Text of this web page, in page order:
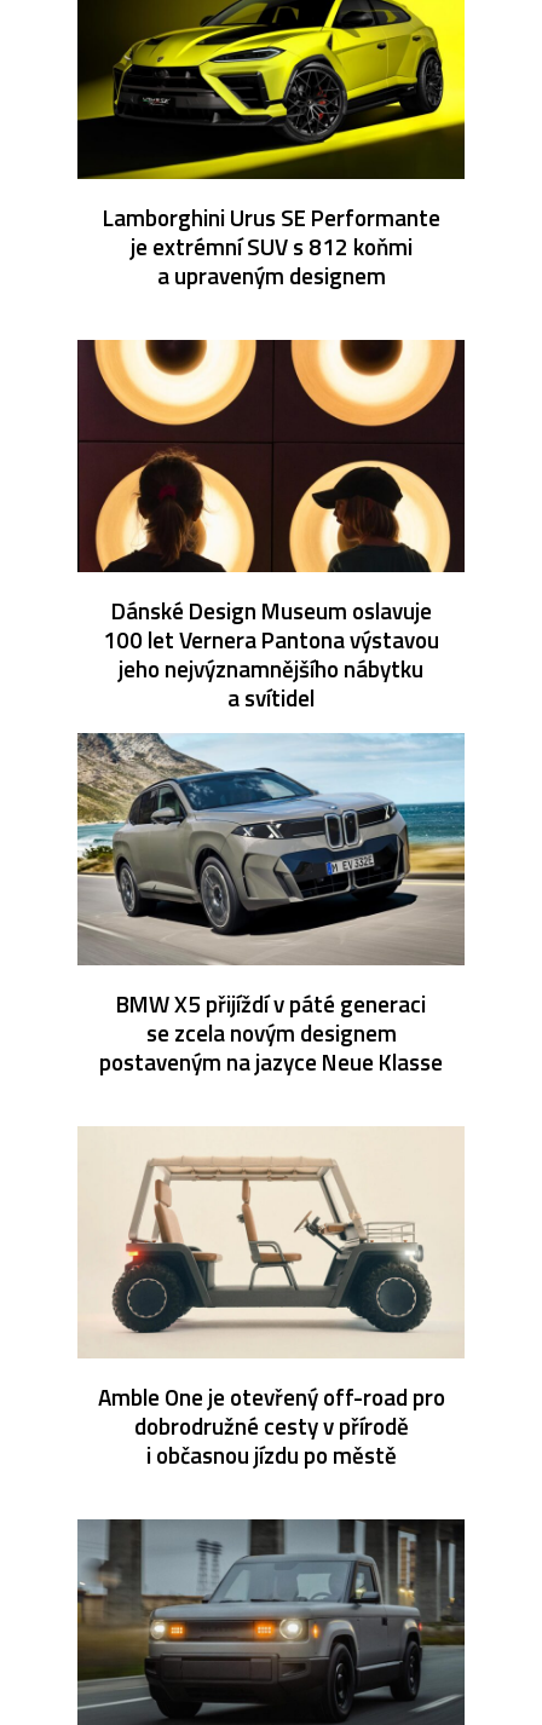
Lamborghini Urus SE Performante
je extrémní SUV s 812 koňmi
a upraveným designem
Dánské Design Museum oslavuje
100 let Vernera Pantona výstavou
jeho nejvýznamnějšího nábytku
a svítidel
BMW X5 přijíždí v páté generaci
se zcela novým designem
postaveným na jazyce Neue Klasse
Amble One je otevřený off-road pro
dobrodružné cesty v přírodě
i občasnou jízdu po městě